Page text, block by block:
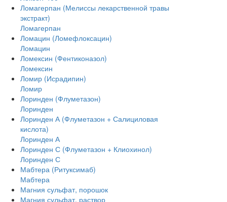
Ломагерпан (Мелиссы лекарственной травы
экстракт)
Ломагерпан
Ломацин (Ломефлоксацин)
Ломацин
Ломексин (Фентиконазол)
Ломексин
Ломир (Исрадипин)
Ломир
Лоринден (Флуметазон)
Лоринден
Лоринден А (Флуметазон + Салициловая
кислота)
Лоринден А
Лоринден С (Флуметазон + Клиохинол)
Лоринден С
Мабтера (Ритуксимаб)
Мабтера
Магния сульфат, порошок
Магния сульфат, раствор